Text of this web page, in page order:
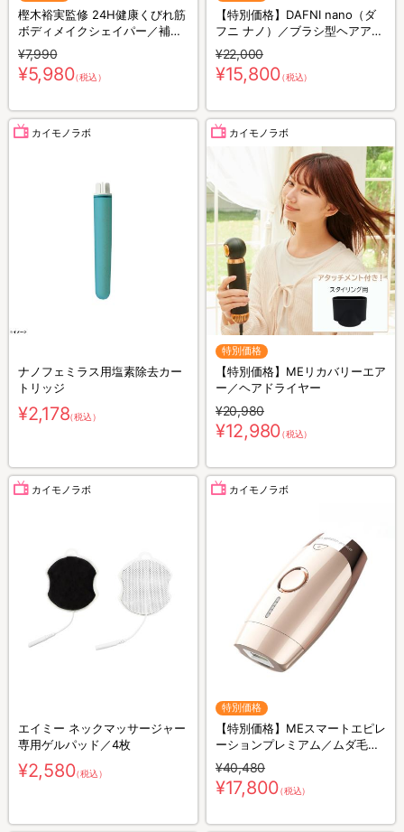
樫木裕実監修 24H健康くびれ筋
ボディメイクシェイパー／補整
キャミソール／1枚4役
¥7,990
¥5,980（税込）
【特別価格】DAFNI nano（ダ
フニ ナノ）／ブラシ型ヘアアイ
ロン
¥22,000
¥15,800（税込）
カイモノラボ
ナノフェミラス用塩素除去カー
トリッジ
¥2,178（税込）
カイモノラボ
特別価格
【特別価格】MEリカバリーエア
ー／ヘアドライヤー
¥20,980
¥12,980（税込）
カイモノラボ
エイミー ネックマッサージャー
専用ゲルパッド／4枚
¥2,580（税込）
カイモノラボ
特別価格
【特別価格】MEスマートエピレ
ーションプレミアム／ムダ毛ケ
アアイテム
¥40,480
¥17,800（税込）